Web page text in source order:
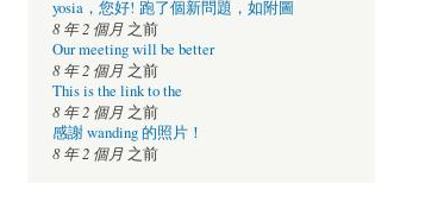
yosia，您好! 跑了個新問題，如附圖
8 年 2 個月之前
Our meeting will be better
8 年 2 個月之前
This is the link to the
8 年 2 個月之前
感謝 wanding 的照片！
8 年 2 個月之前